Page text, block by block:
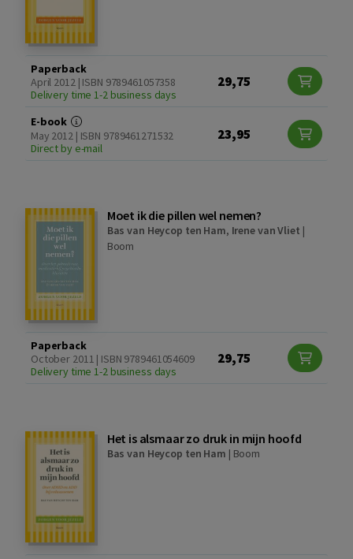
Paperback
April 2012 | ISBN 9789461057358
Delivery time 1-2 business days
29,75
E-book
May 2012 | ISBN 9789461271532
Direct by e-mail
23,95
Moet ik die pillen wel nemen?
Bas van Heycop ten Ham, Irene van Vliet |
Boom
Paperback
October 2011 | ISBN 9789461054609
Delivery time 1-2 business days
29,75
Het is alsmaar zo druk in mijn hoofd
Bas van Heycop ten Ham | Boom